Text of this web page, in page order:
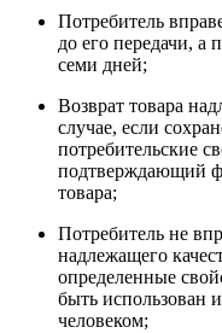
Потребитель
до его передачи, а
семи дней;
Возврат товара
случае, если
потребительские
подтверждающий
товара;
Потребитель не
надлежащего
определенные
быть использован
человеком;